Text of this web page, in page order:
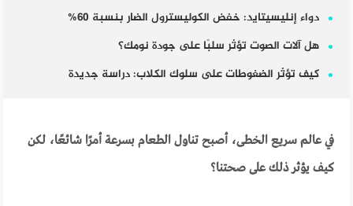
دواء إنليسيتايد: خفض الكوليسترول الضار بنسبة 60%
هل آلات الصوت تؤثر سلبًا على جودة نومك؟
كيف تؤثر الضغوطات على سلوك الكلاب: دراسة جديدة
في عالم سريع الخطى، أصبح تناول الطعام بسرعة أمرًا شائعًا، لكن
كيف يؤثر ذلك على صحتنا؟